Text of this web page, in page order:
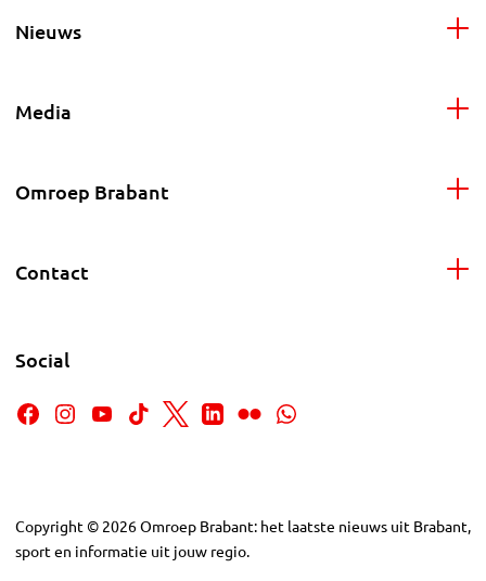
Nieuws
Media
Omroep Brabant
Contact
Social
Copyright © 2026Omroep Brabant: het laatste nieuws uit Brabant,
sport en informatie uit jouw regio.